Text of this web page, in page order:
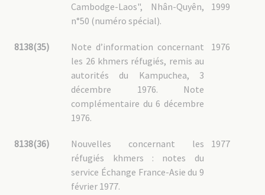
1999
Cambodge-Laos", Nhân-Quyên,
n°50 (numéro spécial).
8138(35) 1976
Note d’information concernant
les 26 khmers réfugiés, remis au
autorités du Kampuchea, 3
décembre 1976. Note
complémentaire du 6 décembre
1976.
8138(36) 1977
Nouvelles concernant les
réfugiés khmers : notes du
service Échange France-Asie du 9
février 1977.